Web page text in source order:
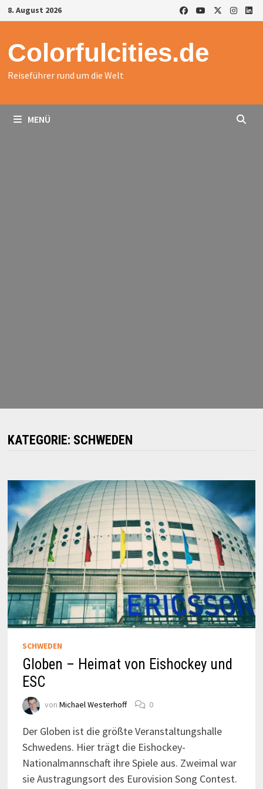
Zurück
zum
8. August 2026
Colorfulcities.de
Reiseführer rund um die Welt
MENÜ
KATEGORIE: SCHWEDEN
SCHWEDEN
Globen – Heimat von Eishockey und
ESC
von Michael Westerhoff 0
Der Globen ist die größte Veranstaltungshalle
Schwedens. Hier trägt die Eishockey-
Nationalmannschaft ihre Spiele aus. Zweimal war
sie Austragungsort des Eurovision Song Contest.